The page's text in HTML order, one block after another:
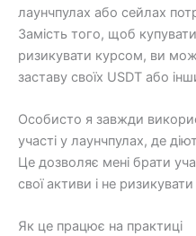
лаунчпулах або сейлах
Замість того, щоб
ризикувати курсом, ви
заставу своїх USDT або
Особисто я завжди
участі у лаунчпулах, де
Це дозволяє мені брати
свої активи і не
Як це працює на практиці